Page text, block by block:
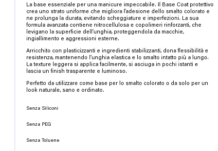
La base essenziale per una manicure impeccabile. Il Base Coat protettivo
crea uno strato uniforme che migliora l’adesione dello smalto colorato e
ne prolunga la durata, evitando scheggiature e imperfezioni. La sua
formula avanzata contiene nitrocellulosa e copolimeri rinforzanti, che
levigano la superficie dell’unghia, proteggendola da macchie,
ingiallimento e aggressioni esterne.
Arricchito con plasticizzanti e ingredienti stabilizzanti, dona flessibilità e
resistenza, mantenendo l’unghia elastica e lo smalto intatto più a lungo.
La texture leggera si applica facilmente, si asciuga in pochi istanti e
lascia un finish trasparente e luminoso.
Perfetto da utilizzare come base per lo smalto colorato o da solo per un
look naturale, sano e ordinato.
Senza Siliconi
Senza PEG
Senza Toluene